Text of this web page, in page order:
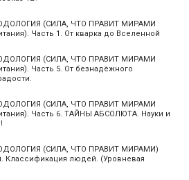
(СИЛА, ЧТО ПРАВИТ МИРАМИ
Часть 1. От кварка до Вселенной
(СИЛА, ЧТО ПРАВИТ МИРАМИ
Часть 5. От безнадёжного
(СИЛА, ЧТО ПРАВИТ МИРАМИ
Часть 6. ТАЙНЫ АБСОЛЮТА. Науки и
(СИЛА, ЧТО ПРАВИТ МИРАМИ)
Классификация людей. (Уровневая